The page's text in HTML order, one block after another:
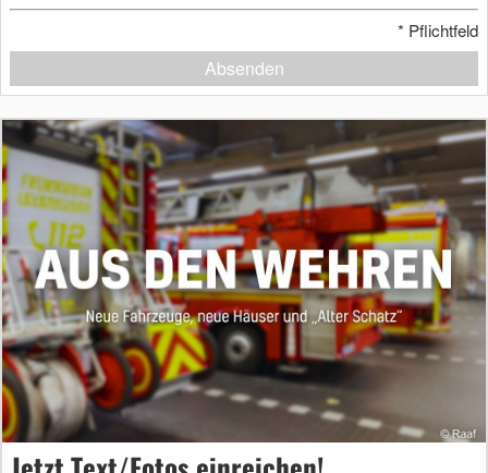
* Pflichtfeld
Absenden